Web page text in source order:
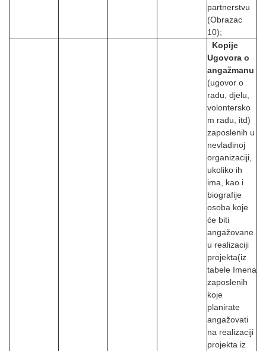
partnerstvu
(Obrazac
10);
Kopije
Ugovora o
angažmanu
(ugovor o
radu, djelu,
volontersko
m radu, itd)
zaposlenih u
nevladinoj
organizaciji,
ukoliko ih
ima, kao i
biografije
osoba koje
će biti
angažovane
u realizaciji
projekta(iz
tabele Imena
zaposlenih
koje
planirate
angažovati
na realizaciji
projekta iz